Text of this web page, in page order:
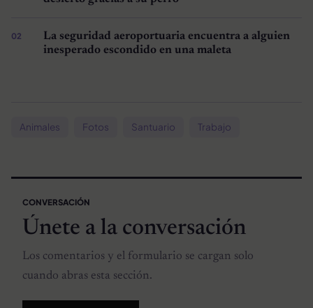
La seguridad aeroportuaria encuentra a alguien
inesperado escondido en una maleta
Animales Fotos Santuario Trabajo
CONVERSACIÓN
Únete a la conversación
Los comentarios y el formulario se cargan solo
cuando abras esta sección.